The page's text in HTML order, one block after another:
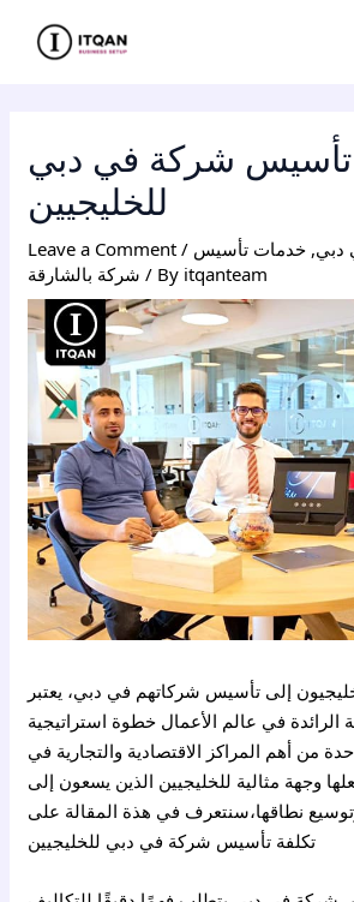
تأسيس شركة في دبي
Leave a Comment / دبي, خدمات تأسيس
شركة بالشارقة / By itqanteam
إلى تأسيس شركاتهم في دبي، يعتبر
الرائدة في عالم الأعمال خطوة استراتيجية
من أهم المراكز الاقتصادية والتجارية في
وجهة مثالية للخليجيين الذين يسعون إلى
نطاقها،سنتعرف في هذة المقالة على
navigation